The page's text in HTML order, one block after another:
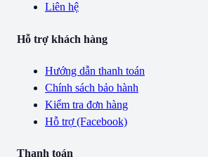
Liên hệ
Hỗ trợ khách hàng
Hướng dẫn thanh toán
Chính sách bảo hành
Kiểm tra đơn hàng
Hỗ trợ (Facebook)
Thanh toán